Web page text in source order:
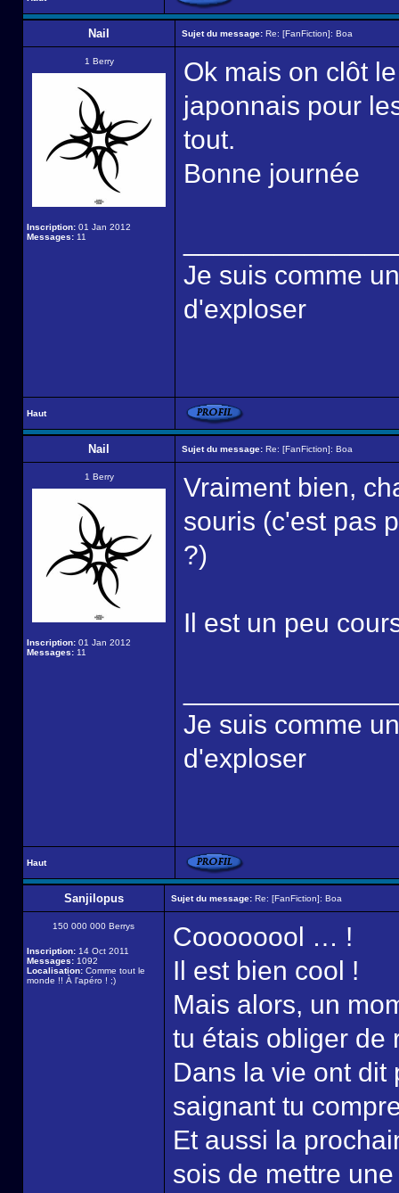
Nail Sujet du message: Re: [FanFiction]: Boa
1 Berry
Inscription: 01 Jan 2012
Messages: 11
Ok mais on clôt
japonnais pour
tout.
Bonne journée
Je suis comme
d'exploser
Haut
Nail Sujet du message: Re: [FanFiction]: Boa
1 Berry
Inscription: 01 Jan 2012
Messages: 11
Vraiment bien,
souris (c'est pas
?)
Il est un peu
Je suis comme
d'exploser
Haut
Sanjilopus Sujet du message: Re: [FanFiction]: Boa
150 000 000 Berrys
Inscription: 14 Oct 2011
Messages: 1092
Localisation: Comme tout le
monde !! À l'apéro ! ;)
Coooooool … !
Il est bien cool !
Mais alors, un
tu étais obliger de
Dans la vie ont dit
saignant tu
Et aussi la
sois de mettre